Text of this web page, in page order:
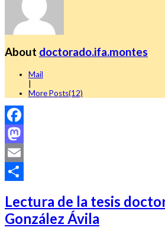
About doctorado.ifa.montes
Mail
More Posts(12)
Facebook
Mastodon
Email
Lectura de la tesis
González Ávila